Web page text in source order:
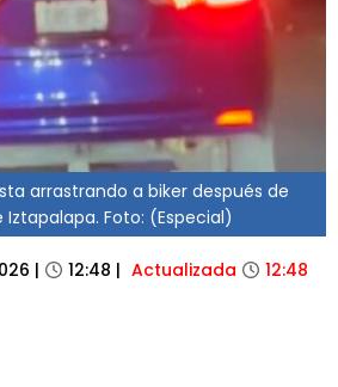
arrastrando a biker después de
Foto: (Especial)
| 12:48 | Actualizada 12:48